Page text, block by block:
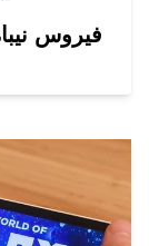
فيروس